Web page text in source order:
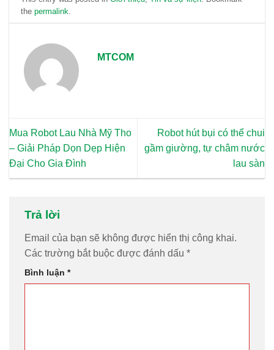
thepermalink.
MTCOM
Mua Robot Lau Nhà Mỹ Tho
– Giải Pháp Dọn Dẹp Hiện
Đại Cho Gia Đình
Robot hút bụi có thể chui
gầm giường, tự châm nước
lau sàn
Trả lời
Email của bạn sẽ không được hiển thị công khai.
Các trường bắt buộc được đánh dấu *
Bình luận *